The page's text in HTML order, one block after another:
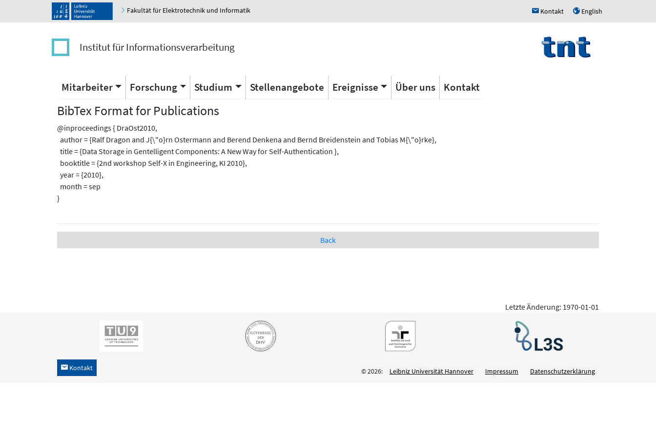
Fakultät für Elektrotechnik und Informatik h Kontakt u English
Institut für Informationsverarbeitung
Mitarbeiter Forschung Studium Stellenangebote Ereignisse Über uns Kontakt
BibTex Format for Publications
@inproceedings { DraOst2010,
author = {Ralf Dragon and J{\"o}rn Ostermann and Berend Denkena and Bernd Breidenstein and Tobias M{\"o}rke},
title = {Data Storage in Gentelligent Components: A New Way for Self-Authentication },
booktitle = {2nd workshop Self-X in Engineering, KI 2010},
year = {2010},
month = sep
}
Back
Letzte Änderung: 1970-01-01
h Kontakt © 2026: Leibniz Universität Hannover Impressum Datenschutzerklärung